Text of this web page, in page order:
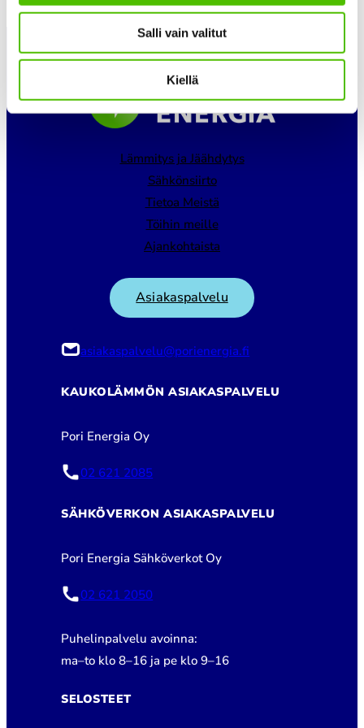
Salli vain valitut
Kiellä
Lämmitys ja Jäähdytys
Sähkönsiirto
Tietoa Meistä
Töihin meille
Ajankohtaista
Asiakaspalvelu
asiakaspalvelu@porienergia.fi
KAUKOLÄMMÖN ASIAKASPALVELU
Pori Energia Oy
02 621 2085
SÄHKÖVERKON ASIAKASPALVELU
Pori Energia Sähköverkot Oy
02 621 2050
Puhelinpalvelu avoinna:
ma–to klo 8–16 ja pe klo 9–16
SELOSTEET